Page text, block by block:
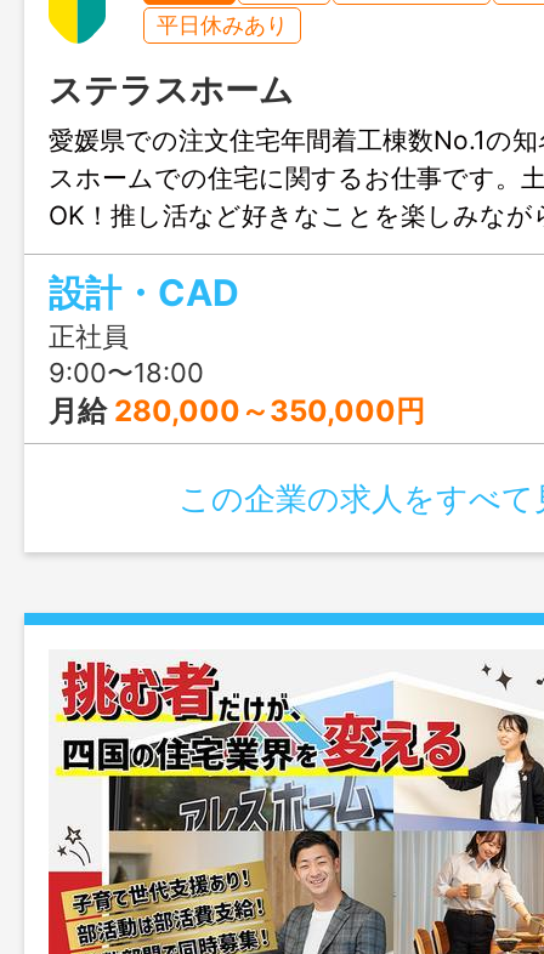
平日休みあり
ステラスホーム
愛媛県での注文住宅年間着工棟数No.1の
スホームでの住宅に関するお仕事です。
OK！推し活など好きなことを楽しみな
きます♪結婚や出産のタイミングでも安心
も充実！人生設計が変わっても安定して
リアチェンジしてみませんか？職場見学
ます！
設計・CAD
正社員
9:00〜18:00
月給 280,000～350,000円
この企業の求人をすべて